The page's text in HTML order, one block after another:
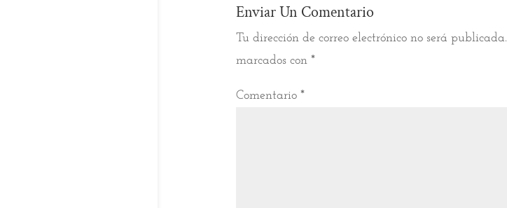
Enviar Un Comentario
Tu dirección de correo electrónico no será publicada.
marcados con *
Comentario *